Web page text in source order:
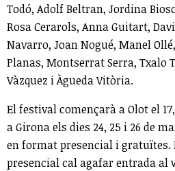
Todó, Adolf Beltran, Jordina
Rosa Cerarols, Anna Guitart,
Navarro, Joan Nogué, Manel
Planas, Montserrat Serra, Txalo
Vàzquez i Àgueda Vitòria.
El festival començarà a Olot el
a Girona els dies 24, 25 i 26 de
en format presencial i
presencial cal agafar entrada al